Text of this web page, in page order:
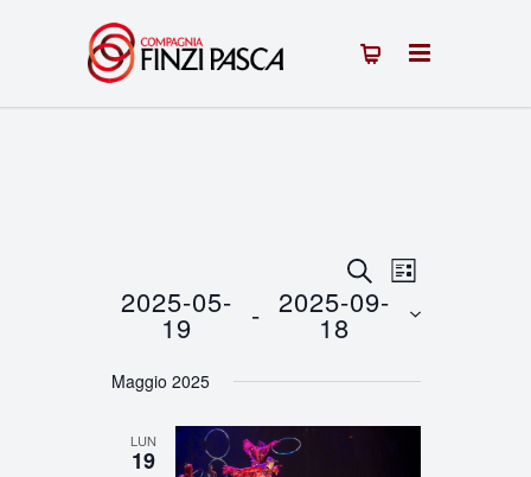
Eventi
Ricerca
e
viste
CERCAEvento
Viste
LISTA
2025-05-
19 - 2025-09-
18
la
Maggio 2025
LUN
19